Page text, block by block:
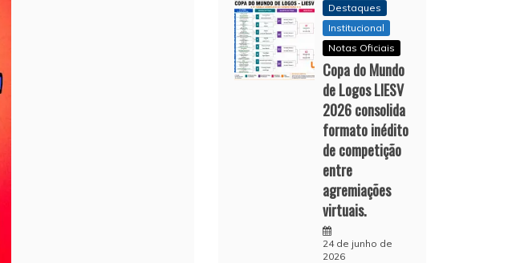
Destaques
Institucional
Notas Oficiais
Copa do Mundo
de Logos LIESV
2026 consolida
formato inédito
de competição
entre
agremiações
virtuais.
24 de junho de
2026